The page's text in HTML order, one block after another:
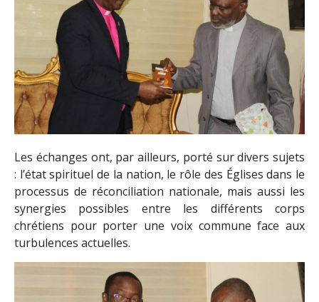
Les échanges ont, par ailleurs, porté sur divers sujets
: l’état spirituel de la nation, le rôle des Églises dans le
processus de réconciliation nationale, mais aussi les
synergies possibles entre les différents corps
chrétiens pour porter une voix commune face aux
turbulences actuelles.